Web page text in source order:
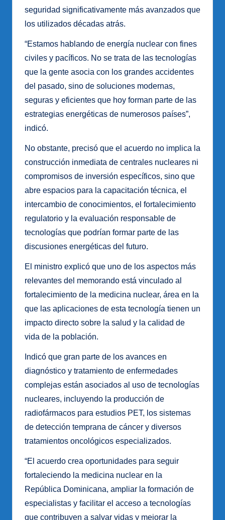
seguridad significativamente más avanzados que
los utilizados décadas atrás.
“Estamos hablando de energía nuclear con fines
civiles y pacíficos. No se trata de las tecnologías
que la gente asocia con los grandes accidentes
del pasado, sino de soluciones modernas,
seguras y eficientes que hoy forman parte de las
estrategias energéticas de numerosos países”,
indicó.
No obstante, precisó que el acuerdo no implica la
construcción inmediata de centrales nucleares ni
compromisos de inversión específicos, sino que
abre espacios para la capacitación técnica, el
intercambio de conocimientos, el fortalecimiento
regulatorio y la evaluación responsable de
tecnologías que podrían formar parte de las
discusiones energéticas del futuro.
El ministro explicó que uno de los aspectos más
relevantes del memorando está vinculado al
fortalecimiento de la medicina nuclear, área en la
que las aplicaciones de esta tecnología tienen un
impacto directo sobre la salud y la calidad de
vida de la población.
Indicó que gran parte de los avances en
diagnóstico y tratamiento de enfermedades
complejas están asociados al uso de tecnologías
nucleares, incluyendo la producción de
radiofármacos para estudios PET, los sistemas
de detección temprana de cáncer y diversos
tratamientos oncológicos especializados.
“El acuerdo crea oportunidades para seguir
fortaleciendo la medicina nuclear en la
República Dominicana, ampliar la formación de
especialistas y facilitar el acceso a tecnologías
que contribuyen a salvar vidas y mejorar la